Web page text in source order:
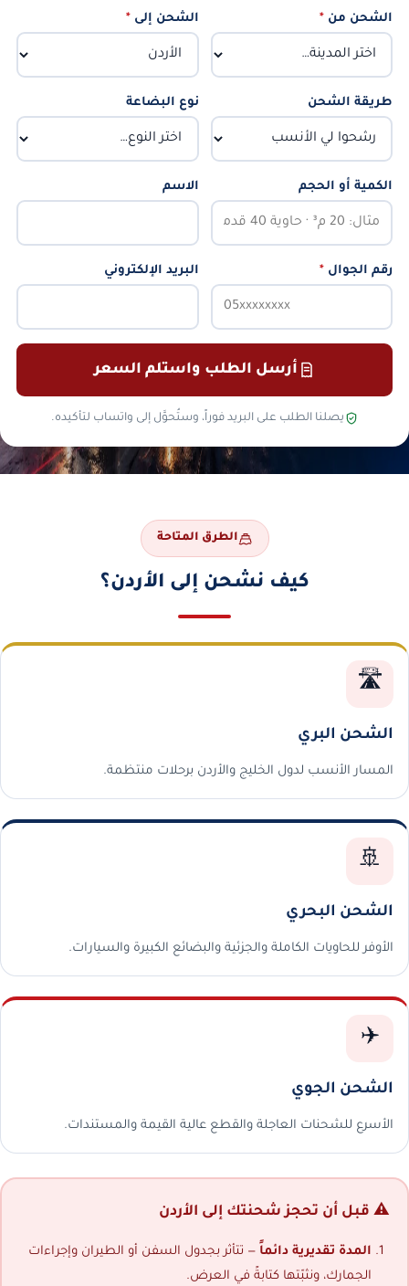
الشحن من * الشحن إلى*
طريقة الشحن نوع البضاعة
الكمية أو الحجم الاسم
رقم الجوال * البريد الإلكتروني
أرسل الطلب واستلم السعر
يصلنا الطلب على البريد فوراً، وستُحوَّل إلى واتساب لتأكيده.
الطرق المتاحة
كيف نشحن إلى الأردن؟
🛣️
الشحن البري
المسار الأنسب لدول الخليج والأردن برحلات منتظمة.
🚢
الشحن البحري
الأوفر للحاويات الكاملة والجزئية والبضائع الكبيرة والسيارات.
✈️
الشحن الجوي
الأسرع للشحنات العاجلة والقطع عالية القيمة والمستندات.
⚠️ قبل أن تحجز شحنتك إلى الأردن
المدة تقديرية دائماً — تتأثر بجدول السفن أو الطيران وإجراءات
الجمارك، ونثبّتها كتابةً في العرض.